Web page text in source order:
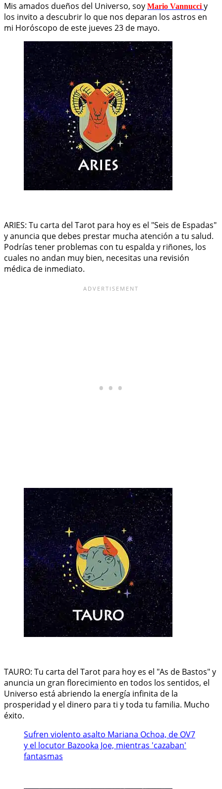
Mis amados dueños del Universo, soy Mario Vannucci y
los invito a descubrir lo que nos deparan los astros en
mi Horóscopo de este jueves 23 de mayo.
ARIES: Tu carta del Tarot para hoy es el "Seis de Espadas"
y anuncia que debes prestar mucha atención a tu salud.
Podrías tener problemas con tu espalda y riñones, los
cuales no andan muy bien, necesitas una revisión
médica de inmediato.
TAURO: Tu carta del Tarot para hoy es el "As de Bastos" y
anuncia un gran florecimiento en todos los sentidos, el
Universo está abriendo la energía infinita de la
prosperidad y el dinero para ti y toda tu familia. Mucho
éxito.
Sufren violento asalto Mariana Ochoa, de OV7
y el locutor Bazooka Joe, mientras 'cazaban'
fantasmas